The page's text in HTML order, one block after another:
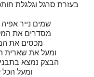
בעזרת סרגל וגלגלת
שמים נייר
מסדרים את
מכסים את
ומעל את שארית
הבצק נמצא
ומעל הכל